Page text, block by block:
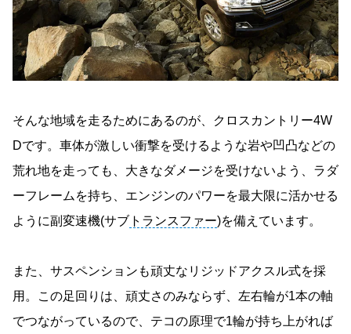
そんな地域を走るためにあるのが、クロスカントリー4W
Dです。車体が激しい衝撃を受けるような岩や凹凸などの
荒れ地を走っても、大きなダメージを受けないよう、ラダ
ーフレームを持ち、エンジンのパワーを最大限に活かせる
ように副変速機(サブ トランスファー)を備えています。
また、サスペンションも頑丈なリジッドアクスル式を採
用。この足回りは、頑丈さのみならず、左右輪が1本の軸
でつながっているので、テコの原理で1輪が持ち上がれば